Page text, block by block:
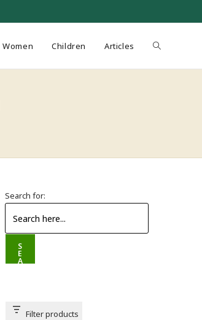
Women Children Articles
Search for:
S
E
A
T
T
Filter products